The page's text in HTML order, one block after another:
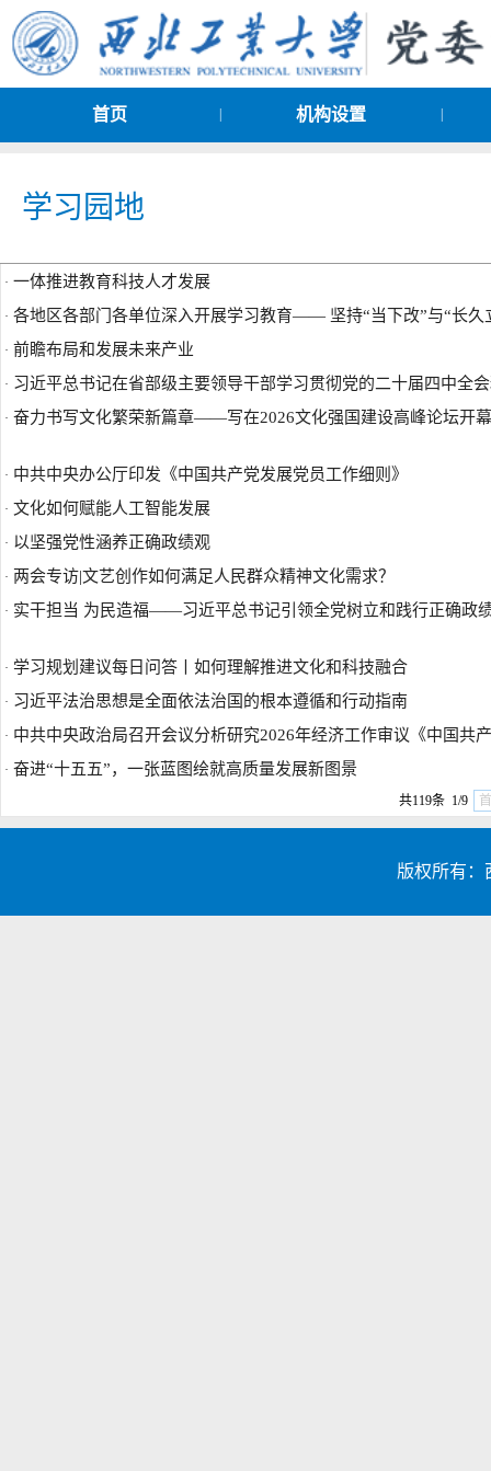
首页 机构设置
学习园地
· 一体推进教育科技人才发展
· 各地区各部门各单位深入开展学习教育—— 坚持“当下改”与“长久
· 前瞻布局和发展未来产业
· 习近平总书记在省部级主要领导干部学习贯彻党的二十届四中全
· 奋力书写文化繁荣新篇章——写在2026文化强国建设高峰论坛开
· 中共中央办公厅印发《中国共产党发展党员工作细则》
· 文化如何赋能人工智能发展
· 以坚强党性涵养正确政绩观
· 两会专访|文艺创作如何满足人民群众精神文化需求？
· 实干担当 为民造福——习近平总书记引领全党树立和践行正确政
· 学习规划建议每日问答丨如何理解推进文化和科技融合
· 习近平法治思想是全面依法治国的根本遵循和行动指南
· 中共中央政治局召开会议分析研究2026年经济工作审议《中国共
· 奋进“十五五”，一张蓝图绘就高质量发展新图景
共119条 1/9
版权所有：